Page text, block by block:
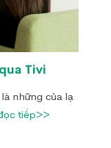
Tivi
những của lạ
tiếp>>